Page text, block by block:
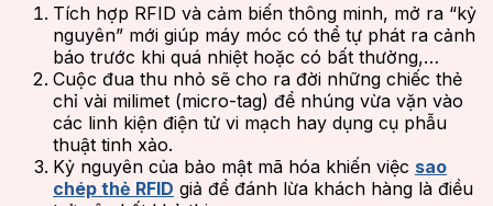
Tích hợp RFID và cảm biến thông minh, mở ra “kỷ
nguyên” mới giúp máy móc có thể tự phát ra cảnh
báo trước khi quá nhiệt hoặc có bất thường,…
Cuộc đua thu nhỏ sẽ cho ra đời những chiếc thẻ
chỉ vài milimet (micro-tag) để nhúng vừa vặn vào
các linh kiện điện tử vi mạch hay dụng cụ phẫu
thuật tinh xảo.
Kỷ nguyên của bảo mật mã hóa khiến việc sao
chép thẻ RFID giả để đánh lừa khách hàng là điều